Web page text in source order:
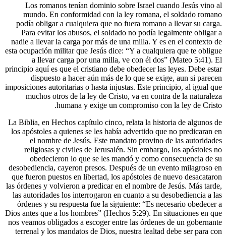
Los
podía
Para
nadie a
esta
a
principio
La Biblia,
los
el
que
las
las
órdenes
Dios antes
nos
terrenal